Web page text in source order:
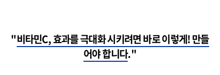
"비타민C, 효과를 극대화 시키려면 바로 이렇게! 만들
어야 합니다."